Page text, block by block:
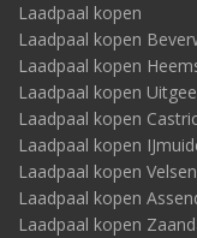
Laadpaal kopen
Laadpaal kopen
Laadpaal kopen
Laadpaal kopen
Laadpaal kopen
Laadpaal kopen
Laadpaal kopen Velsen
Laadpaal kopen
Laadpaal kopen